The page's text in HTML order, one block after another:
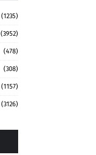
(1235)
(3952)
(478)
(308)
(1157)
(3126)